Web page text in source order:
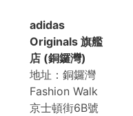
adidas
Originals 旗艦
店 (銅鑼灣)
地址：銅鑼灣
Fashion Walk
京士頓街6B號